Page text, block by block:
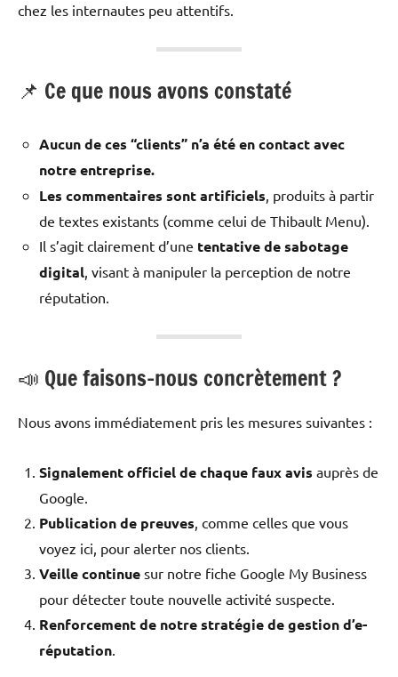
chez les internautes peu attentifs.
📌 Ce que nous avons constaté
Aucun de ces “clients” n’a été en contact avec
notre entreprise.
Les commentaires sont artificiels, produits à partir
de textes existants (comme celui de Thibault Menu).
Il s’agit clairement d’une tentative de sabotage
digital, visant à manipuler la perception de notre
réputation.
📣 Que faisons-nous concrètement ?
Nous avons immédiatement pris les mesures suivantes :
Signalement officiel de chaque faux avis auprès de
Google.
Publication de preuves, comme celles que vous
voyez ici, pour alerter nos clients.
Veille continue sur notre fiche Google My Business
pour détecter toute nouvelle activité suspecte.
Renforcement de notre stratégie de gestion d’e-
réputation.